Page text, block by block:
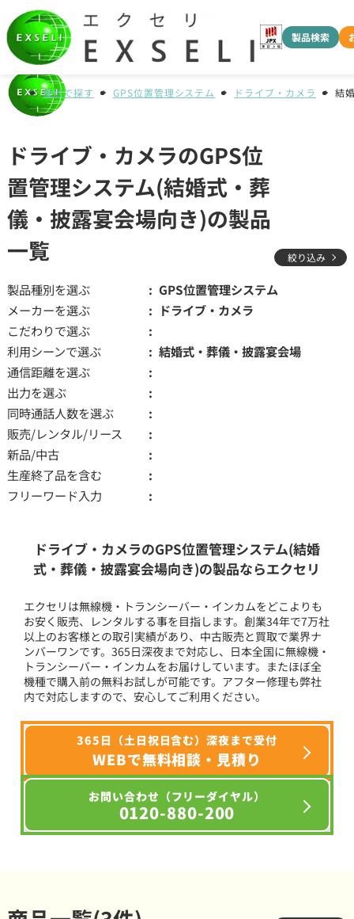
製品検索
種別で探す GPS位置管理システム ドライブ・カメラ 結
ドライブ・カメラのGPS位
置管理システム(結婚式・葬
儀・披露宴会場向き)の製品
一覧
絞り込み
製品種別を選ぶ
GPS位置管理システム
メーカーを選ぶ
ドライブ・カメラ
こだわりで選ぶ
利用シーンで選ぶ
結婚式・葬儀・披露宴会場
通信距離を選ぶ
出力を選ぶ
同時通話人数を選ぶ
販売/レンタル/リース
新品/中古
生産終了品を含む
フリーワード入力
ドライブ・カメラのGPS位置管理システム(結婚
式・葬儀・披露宴会場向き)の製品ならエクセリ
エクセリは無線機・トランシーバー・インカムをどこよりも
お安く販売、レンタルする事を目指します。創業34年で7万社
以上のお客様との取引実績があり、中古販売と買取で業界ナ
ンバーワンです。365日深夜まで対応し、日本全国に無線機・
トランシーバー・インカムをお届けしています。またほぼ全
機種で購入前の無料お試しが可能です。アフター修理も弊社
内で対応しますので、安心してご利用ください。
365日（土日祝日含む）深夜まで受付
WEBで無料相談・見積り
お問い合わせ（フリーダイヤル）
0120-880-200